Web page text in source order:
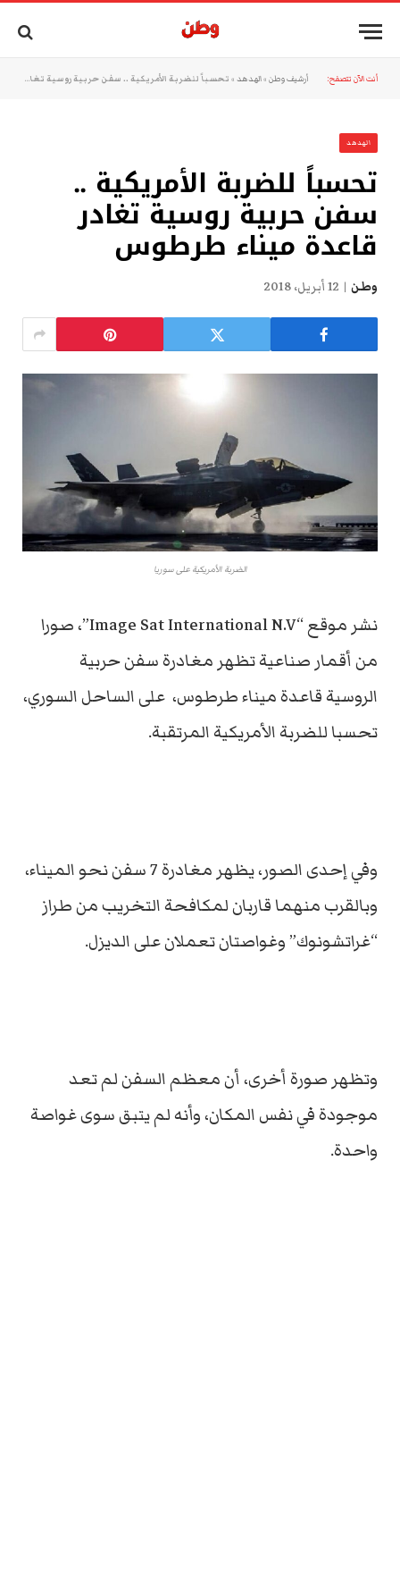
أنت الآن تتصفح: أرشيف وطن »الهدهد » تحسباً للضربة الأمريكية .. سفن حربية روسية تغادر قاعدة ميناء طرطوس
الهدهد
تحسباً للضربة الأمريكية ..
سفن حربية روسية تغادر
قاعدة ميناء طرطوس
وطن 12 أبريل، 2018
الضربة الأمريكية على سوريا
نشر موقع “Image Sat International N.V”، صورا
من أقمار صناعية تظهر مغادرة سفن حربية
الروسية قاعدة ميناء طرطوس، على الساحل السوري،
تحسبا للضربة الأمريكية المرتقبة.
وفي إحدى الصور، يظهر مغادرة 7 سفن نحو الميناء،
وبالقرب منهما قاربان لمكافحة التخريب من طراز
“غراتشونوك” وغواصتان تعملان على الديزل.
وتظهر صورة أخرى، أن معظم السفن لم تعد
موجودة في نفس المكان، وأنه لم يتبق سوى غواصة
واحدة.